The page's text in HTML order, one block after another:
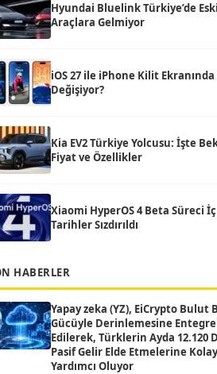
Hyundai Bluelink Türkiye’de Eski
Araçlara Gelmiyor
iOS 27 ile iPhone Kilit
Değişiyor?
Kia EV2 Türkiye Yolcusu: İşte
Fiyat ve Özellikler
Xiaomi HyperOS 4 Beta Süreci
Tarihler Sızdırıldı
HABERLER
Yapay zeka (YZ), EiCrypto Bulut
Gücüyle Derinlemesine Entegre
Edilerek, Türklerin Ayda 12.120
Pasif Gelir Elde Etmelerine
Yardımcı Oluyor